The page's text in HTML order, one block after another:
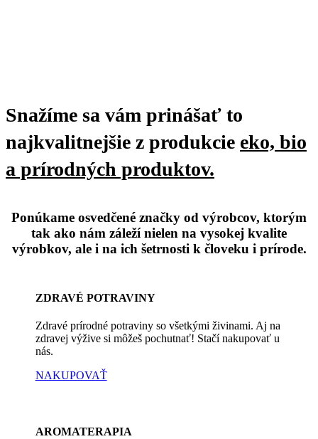
Snažíme sa vám prinášať to
najkvalitnejšie z produkcie eko, bio
a prírodných produktov.
Ponúkame osvedčené značky od výrobcov, ktorým
tak ako nám záleží nielen na vysokej kvalite
výrobkov, ale i na ich šetrnosti k človeku i prírode.
ZDRAVÉ POTRAVINY
Zdravé prírodné potraviny so všetkými živinami. Aj na
zdravej výžive si môžeš pochutnať! Stačí nakupovať u
nás.
NAKUPOVAŤ
AROMATERAPIA